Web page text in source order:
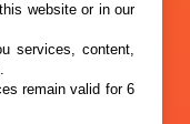
website or in our
services, content,
remain valid for 6